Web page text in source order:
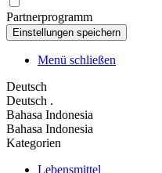
Partnerprogramm
Menü schließen
Deutsch
Deutsch .
Bahasa Indonesia
Bahasa Indonesia
Kategorien
Lebensmittel